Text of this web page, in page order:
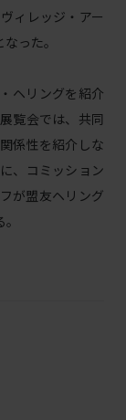
ィレッジ・アー
った。
ヘリングを紹介
覧会では、共同
係性を紹介しな
、コミッション
が盟友ヘリング